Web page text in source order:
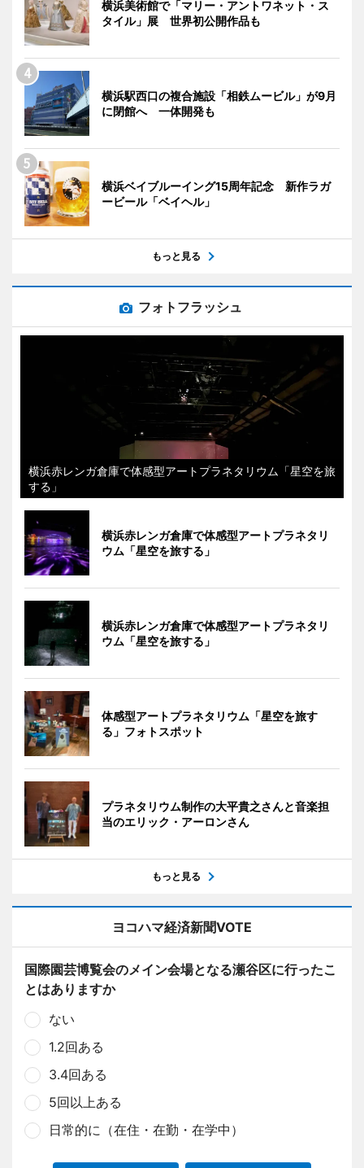
横浜美術館で「マリー・アントワネット・ス
タイル」展 世界初公開作品も
横浜駅西口の複合施設「相鉄ムービル」が9月
に閉館へ 一体開発も
横浜ベイブルーイング15周年記念 新作ラガ
ービール「ベイヘル」
もっと見る
フォトフラッシュ
横浜赤レンガ倉庫で体感型アートプラネタリウム「星空を旅
する」
横浜赤レンガ倉庫で体感型アートプラネタリ
ウム「星空を旅する」
横浜赤レンガ倉庫で体感型アートプラネタリ
ウム「星空を旅する」
体感型アートプラネタリウム「星空を旅す
る」フォトスポット
プラネタリウム制作の大平貴之さんと音楽担
当のエリック・アーロンさん
もっと見る
ヨコハマ経済新聞VOTE
国際園芸博覧会のメイン会場となる瀬谷区に行ったこ
とはありますか
ない
1.2回ある
3.4回ある
5回以上ある
日常的に（在住・在勤・在学中）